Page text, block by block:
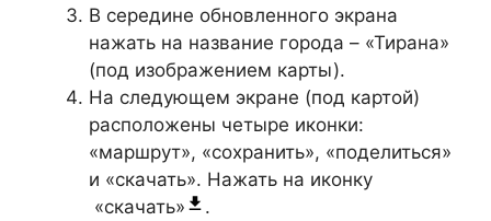
В середине обновленного экрана
нажать на название города – «Тирана»
(под изображением карты).
На следующем экране (под картой)
расположены четыре иконки:
«маршрут», «сохранить», «поделиться»
и «скачать». Нажать на иконку
«скачать»
.